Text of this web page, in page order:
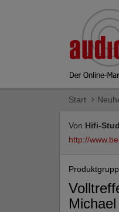
Start
Von Hifi-
http://